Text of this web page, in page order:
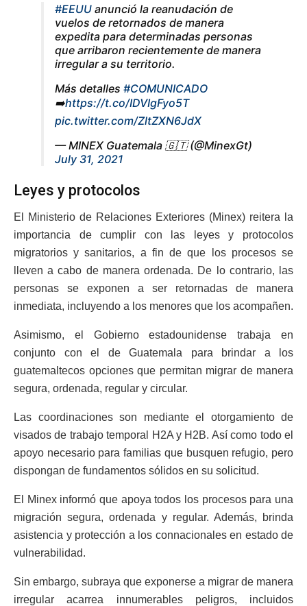
#EEUU anunció la reanudación de
vuelos de retornados de manera
expedita para determinadas personas
que arribaron recientemente de manera
irregular a su territorio.
Más detalles #COMUNICADO
➡️https://t.co/IDVIgFyo5T
pic.twitter.com/ZltZXN6JdX
— MINEX Guatemala 🇬🇹 (@MinexGt)
July 31, 2021
Leyes y protocolos
El Ministerio de Relaciones Exteriores (Minex) reitera la
importancia de cumplir con las leyes y protocolos
migratorios y sanitarios, a fin de que los procesos se
lleven a cabo de manera ordenada. De lo contrario, las
personas se exponen a ser retornadas de manera
inmediata, incluyendo a los menores que los acompañen.
Asimismo, el Gobierno estadounidense trabaja en
conjunto con el de Guatemala para brindar a los
guatemaltecos opciones que permitan migrar de manera
segura, ordenada, regular y circular.
Las coordinaciones son mediante el otorgamiento de
visados de trabajo temporal H2A y H2B. Así como todo el
apoyo necesario para familias que busquen refugio, pero
dispongan de fundamentos sólidos en su solicitud.
El Minex informó que apoya todos los procesos para una
migración segura, ordenada y regular. Además, brinda
asistencia y protección a los connacionales en estado de
vulnerabilidad.
Sin embargo, subraya que exponerse a migrar de manera
irregular acarrea innumerables peligros, incluidos